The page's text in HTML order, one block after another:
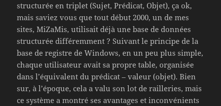
structurée en triplet (Sujet, Prédicat, Objet), ça ok,
mais saviez vous que tout début 2000, un de mes
sites, MiZaMis, utilisait déjà une base de données
structurée différemment ? Suivant le principe de la
base de registre de Windows, en un peu plus simple,
chaque utilisateur avait sa propre table, organisée
dans l’équivalent du prédicat – valeur (objet). Bien
sur, à l’époque, cela a valu son lot de railleries, mais
ce système a montré ses avantages et inconvénients